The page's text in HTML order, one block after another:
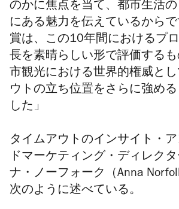
のかに焦点を当て、 都市生活
にある魅力を伝えているから
賞は、この10年間におけるプ
長を素晴らしい形で評価する
市観光における世界的権威と
ウトの立ち位置をさらに強め
した」
タイムアウトのインサイト・
ドマーケティング・ディレク
ナ・ノーフォーク（Anna
次のように述べている。